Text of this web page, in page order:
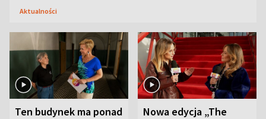
Aktualności
Ten budynek ma ponad
Nowa edycja „The